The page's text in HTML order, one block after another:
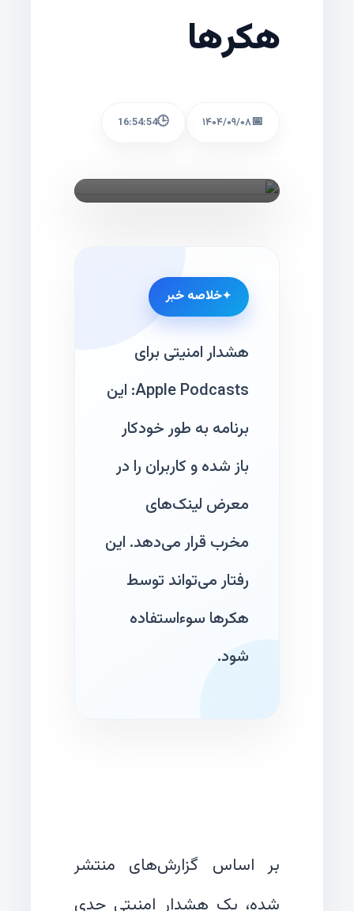
هکر‌ها
📅۱۴۰۴/۰۹/۰۸ 🕒
16:54:54
خلاصه خبر
هشدار امنیتی برای
Apple Podcasts: این
برنامه به طور خودکار
باز شده و کاربران را در
معرض لینک‌های
مخرب قرار می‌دهد. این
رفتار می‌تواند توسط
هکرها سوءاستفاده
شود.
بر اساس گزارش‌های منتشر
شده، یک هشدار امنیتی جدی